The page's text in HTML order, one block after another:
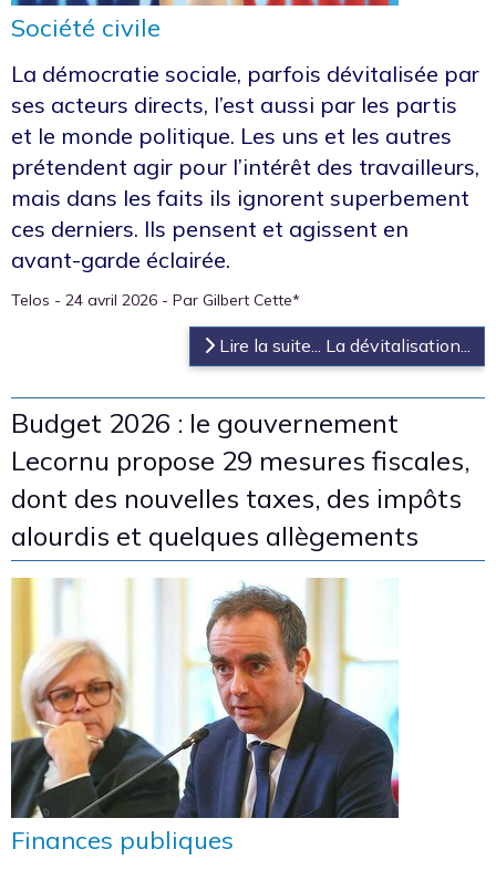
Société civile
La démocratie sociale, parfois dévitalisée par
ses acteurs directs, l’est aussi par les partis
et le monde politique. Les uns et les autres
prétendent agir pour l’intérêt des travailleurs,
mais dans les faits ils ignorent superbement
ces derniers. Ils pensent et agissent en
avant-garde éclairée.
Telos - 24 avril 2026 - Par Gilbert Cette*
Lire la suite... La dévitalisation...
Budget 2026 : le gouvernement
Lecornu propose 29 mesures fiscales,
dont des nouvelles taxes, des impôts
alourdis et quelques allègements
Finances publiques